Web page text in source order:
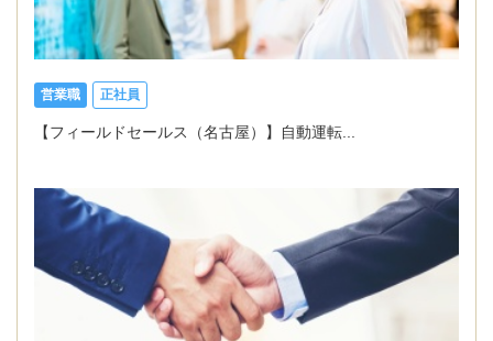
営業職 正社員
【フィールドセールス（名古屋）】自動運転...